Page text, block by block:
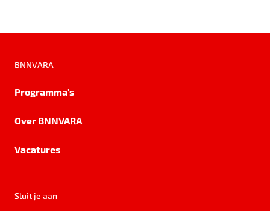
BNNVARA
Programma's
Over BNNVARA
Vacatures
Sluit je aan